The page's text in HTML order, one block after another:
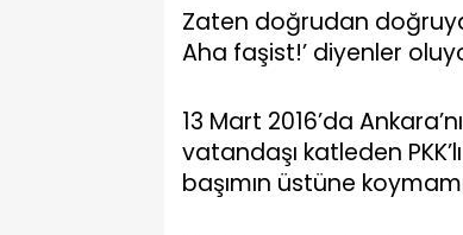
Zaten doğrudan doğruya
Aha faşist!’ diyenler
13 Mart 2016’da
vatandaşı katleden
başımın üstüne